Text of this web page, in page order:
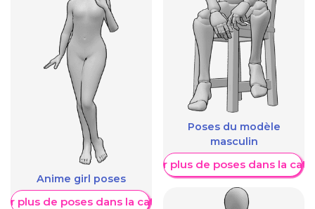
Anime girl poses
plus de poses dans la catégorie
Poses du modèle
masculin
Afficher plus de poses dans la